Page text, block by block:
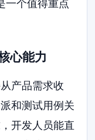
一个值得重点
心能力
从产品需求收
和测试用例关
开发人员能直